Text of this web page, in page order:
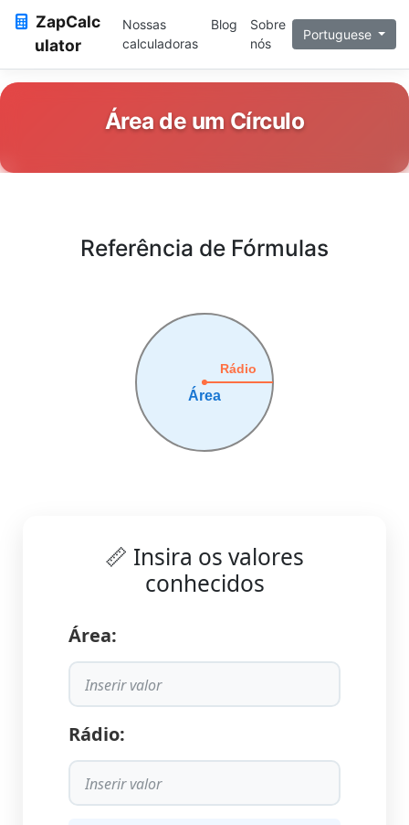
ZapCalc
ulator
Nossas
calculadoras
Blog
Sobre
nós
Portuguese
Área de um Círculo
📏 Insira os valores
conhecidos
Área:
Rádio:
Referência de Fórmulas
Rádio
Área